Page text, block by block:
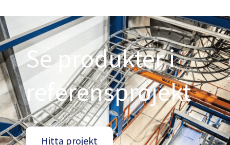
Se produkter i
referensprojekt
Hitta projekt